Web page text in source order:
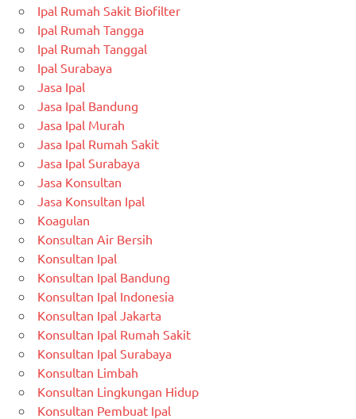
Ipal Rumah Sakit Biofilter
Ipal Rumah Tangga
Ipal Rumah Tanggal
Ipal Surabaya
Jasa Ipal
Jasa Ipal Bandung
Jasa Ipal Murah
Jasa Ipal Rumah Sakit
Jasa Ipal Surabaya
Jasa Konsultan
Jasa Konsultan Ipal
Koagulan
Konsultan Air Bersih
Konsultan Ipal
Konsultan Ipal Bandung
Konsultan Ipal Indonesia
Konsultan Ipal Jakarta
Konsultan Ipal Rumah Sakit
Konsultan Ipal Surabaya
Konsultan Limbah
Konsultan Lingkungan Hidup
Konsultan Pembuat Ipal